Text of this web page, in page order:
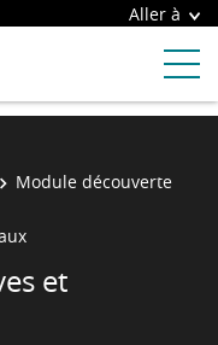
Aller à
Module découverte
et